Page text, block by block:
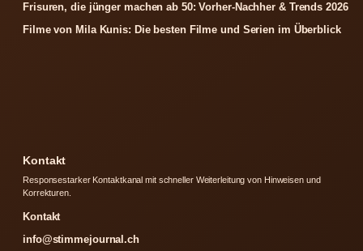
Frisuren, die jünger machen ab 50: Vorher-Nachher & Trends 2026
Filme von Mila Kunis: Die besten Filme und Serien im Überblick
Kontakt
Responsestarker Kontaktkanal mit schneller Weiterleitung von Hinweisen und
Korrekturen.
Kontakt
info@stimmejournal.ch